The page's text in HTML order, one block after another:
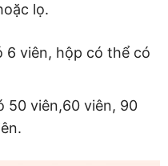
lọ.
6 viên, hộp có thể có
50 viên,60 viên, 90